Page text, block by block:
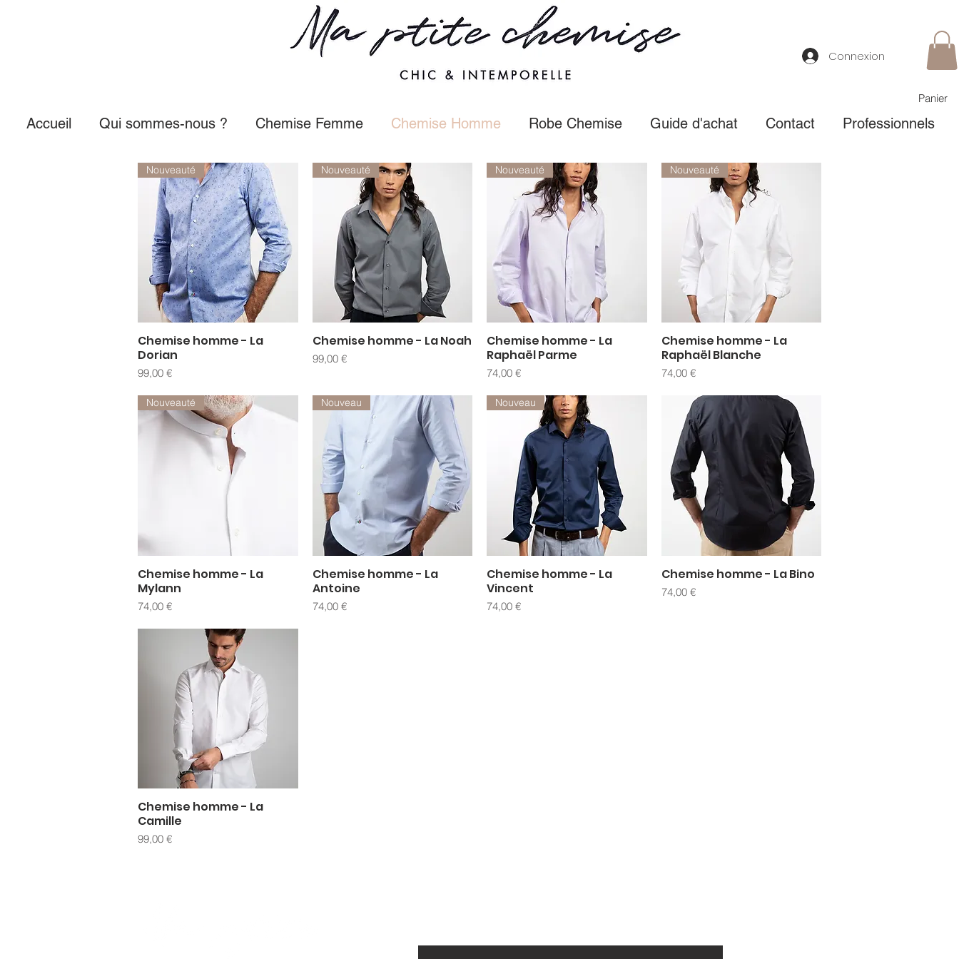
Connexion
Panier
Accueil Qui sommes-nous ? Chemise Femme Chemise Homme Robe Chemise Guide d'achat Contact Professionnels
Aperçu rapide
Nouveauté
Chemise homme - La
Dorian
Prix
99,00 €
Aperçu rapide
Nouveauté
Chemise homme - La Noah
Prix
99,00 €
Aperçu rapide
Nouveauté
Chemise homme - La
Raphaël Parme
Prix
74,00 €
Aperçu rapide
Nouveauté
Chemise homme - La
Raphaël Blanche
Prix
74,00 €
Aperçu rapide
Nouveauté
Chemise homme - La
Mylann
Prix
74,00 €
Aperçu rapide
Nouveau
Chemise homme - La
Antoine
Prix
74,00 €
Aperçu rapide
Nouveau
Chemise homme - La
Vincent
Prix
74,00 €
Aperçu rapide
Chemise homme - La Bino
Prix
74,00 €
Aperçu rapide
Chemise homme - La
Camille
Prix
99,00 €